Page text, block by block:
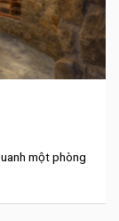
một phòng